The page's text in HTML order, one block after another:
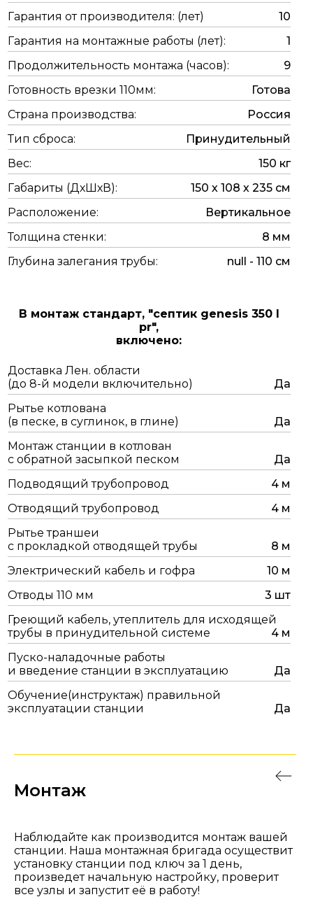
Гарантия от производителя: (лет)
10
Гарантия на монтажные работы (лет):
1
Продолжительность монтажа (часов):
9
Готовность врезки 110мм:
Готова
Страна производства:
Россия
Тип сброса:
Принудительный
Вес:
150 кг
Габариты (ДхШхВ):
150 х 108 х 235 см
Расположение:
Вертикальное
Толщина стенки:
8 мм
Глубина залегания трубы:
null - 110 см
В монтаж стандарт, "септик genesis 350 l
pr",
включено:
Доставка Лен. области
(до 8-й модели включительно)
Да
Рытье котлована
(в песке, в суглинок, в глине)
Да
Монтаж станции в котлован
с обратной засыпкой песком
Да
Подводящий трубопровод
4 м
Отводящий трубопровод
4 м
Рытье траншеи
с прокладкой отводящей трубы
8 м
Электрический кабель и гофра
10 м
Отводы 110 мм
3 шт
Греющий кабель, утеплитель для исходящей
трубы в принудительной системе
4 м
Пуско-наладочные работы
и введение станции в эксплуатацию
Да
Обучение(инструктаж) правильной
эксплуатации станции
Да
Монтаж
Наблюдайте как производится монтаж вашей
станции. Наша монтажная бригада осуществит
установку станции под ключ за 1 день,
произведет начальную настройку, проверит
все узлы и запустит её в работу!